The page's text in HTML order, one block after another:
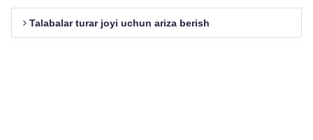
Talabalar turar joyi uchun ariza berish